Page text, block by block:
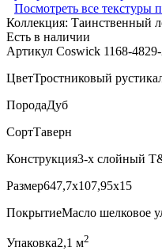
Посмотреть все текстуры
Коллекция: Таинственный
Есть в наличии
Артикул Coswick 1168-
ЦветТростниковый
ПородаДуб
СортТаверн
Конструкция3-х слойный
Размер647,7x107,95x15
ПокрытиеМасло шелковое
Упаковка2,1 м2